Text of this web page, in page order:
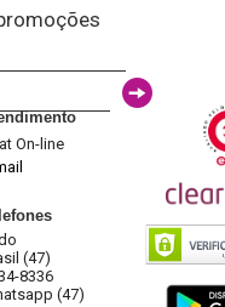
On-line
(47)
8336
(47)